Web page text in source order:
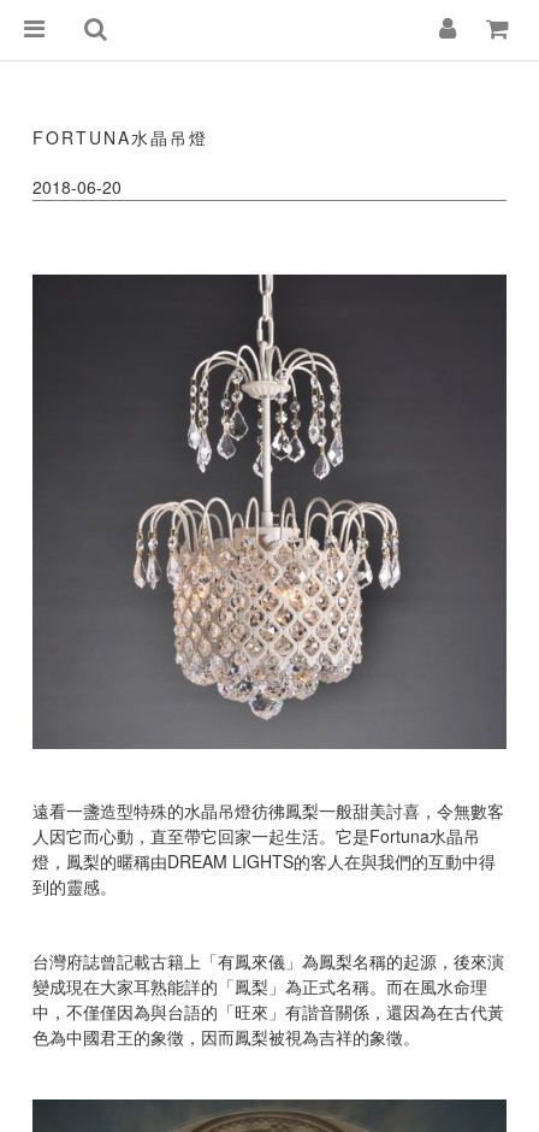
FORTUNA水晶吊燈
2018-06-20
遠看一盞造型特殊的水晶吊燈彷彿鳳梨一般甜美討喜，令無數客
人因它而心動，直至帶它回家一起生活。它是Fortuna水晶吊
燈，鳳梨的暱稱由DREAM LIGHTS的客人在與我們的互動中得
到的靈感。
台灣府誌曾記載古籍上「有鳳來儀」為鳳梨名稱的起源，後來演
變成現在大家耳熟能詳的「鳳梨」為正式名稱。而在風水命理
中，不僅僅因為與台語的「旺來」有諧音關係，還因為在古代黃
色為中國君王的象徵，因而鳳梨被視為吉祥的象徵。